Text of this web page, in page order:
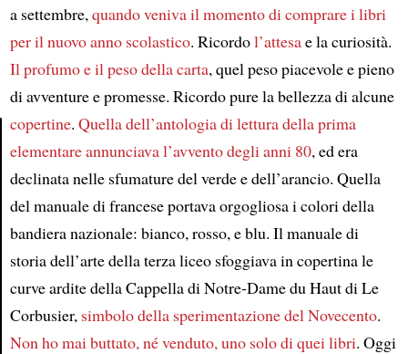
Article
a settembre,quando veniva il momento di comprare i libri
per il nuovo anno scolastico. Ricordol’attesae la curiosità.
Il profumo e il peso della carta, quel peso piacevole e pieno
di avventure e promesse. Ricordo pure la bellezza di alcune
copertine. Quella dell’antologia di lettura della prima
elementare annunciava l’avvento degli anni 80, ed era
declinata nelle sfumature del verde e dell’arancio. Quella
del manuale di francese portava orgogliosa i colori della
bandiera nazionale: bianco, rosso, e blu. Il manuale di
storia dell’arte della terza liceo sfoggiava in copertina le
curve ardite della Cappella di Notre-Dame du Haut di Le
Corbusier, simbolo della sperimentazione del Novecento.
Non ho mai buttato, né venduto, uno solo di quei libri. Oggi